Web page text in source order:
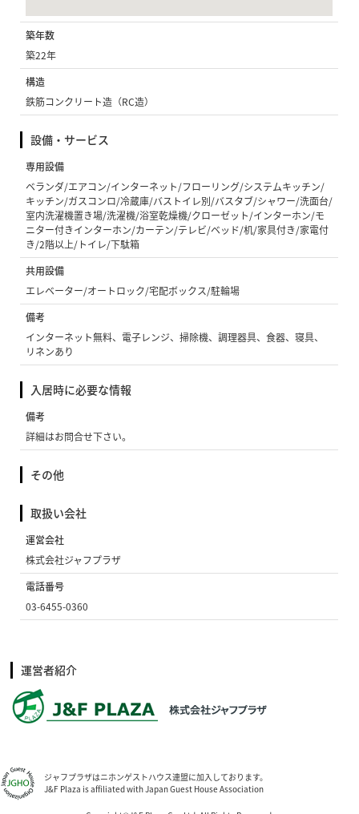
築年数
築22年
構造
鉄筋コンクリート造（RC造）
設備・サービス
専用設備
ベランダ/エアコン/インターネット/フローリング/システムキッチン/
キッチン/ガスコンロ/冷蔵庫/バストイレ別/バスタブ/シャワー/洗面台/
室内洗濯機置き場/洗濯機/浴室乾燥機/クローゼット/インターホン/モ
ニター付きインターホン/カーテン/テレビ/ベッド/机/家具付き/家電付
き/2階以上/トイレ/下駄箱
共用設備
エレベーター/オートロック/宅配ボックス/駐輪場
備考
インターネット無料、電子レンジ、掃除機、調理器具、食器、寝具、
リネンあり
入居時に必要な情報
備考
詳細はお問合せ下さい。
その他
取扱い会社
運営会社
株式会社ジャフプラザ
電話番号
03-6455-0360
運営者紹介
ジャフプラザはニホンゲストハウス連盟に加入しております。
J&F Plaza is affiliated with Japan Guest House Association